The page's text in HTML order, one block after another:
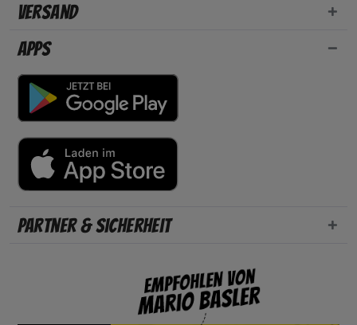
Versand
Apps
Partner & Sicherheit